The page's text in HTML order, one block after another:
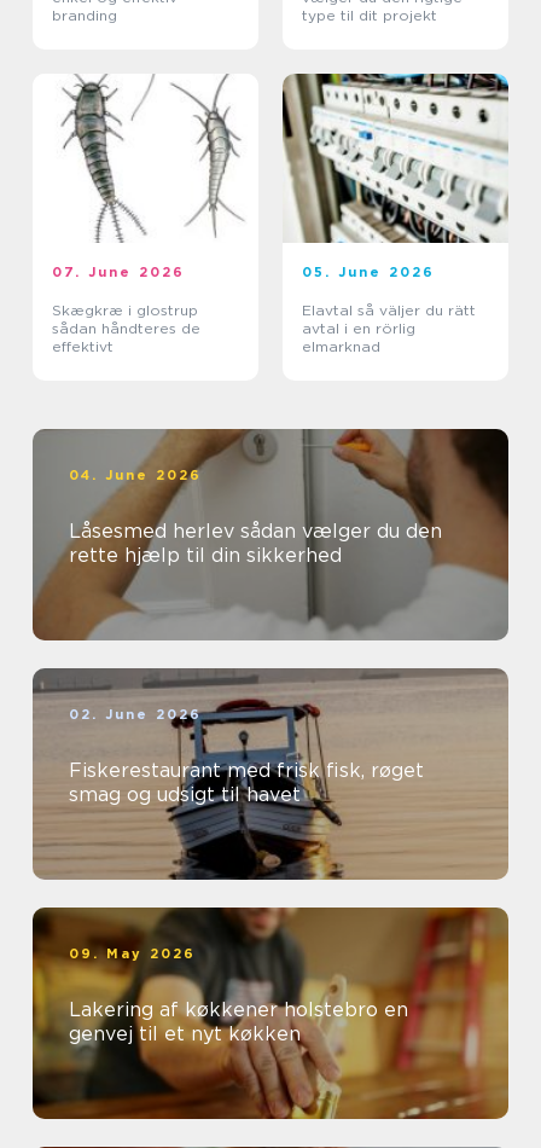
branding
type til dit projekt
07. June 2026
Skægkræ i glostrup
sådan håndteres de
effektivt
05. June 2026
Elavtal så väljer du rätt
avtal i en rörlig
elmarknad
04. June 2026
Låsesmed herlev sådan vælger du den
rette hjælp til din sikkerhed
02. June 2026
Fiskerestaurant med frisk fisk, røget
smag og udsigt til havet
09. May 2026
Lakering af køkkener holstebro en
genvej til et nyt køkken